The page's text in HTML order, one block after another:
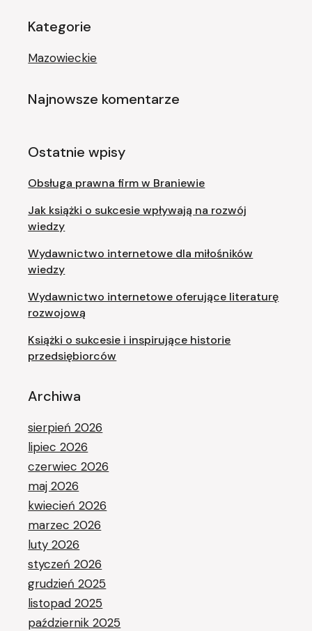
Kategorie
Mazowieckie
Najnowsze komentarze
Ostatnie wpisy
Obsługa prawna firm w Braniewie
Jak książki o sukcesie wpływają na rozwój
wiedzy
Wydawnictwo internetowe dla miłośników
wiedzy
Wydawnictwo internetowe oferujące literaturę
rozwojową
Książki o sukcesie i inspirujące historie
przedsiębiorców
Archiwa
sierpień 2026
lipiec 2026
czerwiec 2026
maj 2026
kwiecień 2026
marzec 2026
luty 2026
styczeń 2026
grudzień 2025
listopad 2025
październik 2025